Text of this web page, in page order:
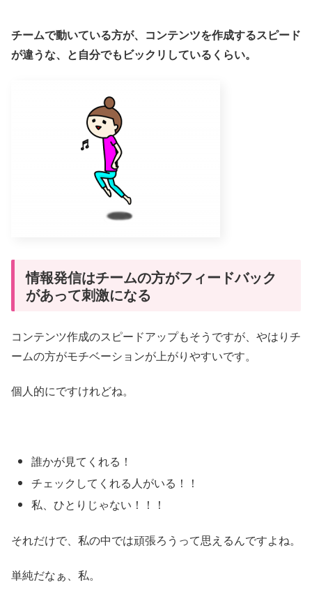
チームで動いている方が、コンテンツを作成するスピード
が違うな、と自分でもビックリしているくらい。
情報発信はチームの方がフィードバック
があって刺激になる
コンテンツ作成のスピードアップもそうですが、やはりチ
ームの方がモチベーションが上がりやすいです。
個人的にですけれどね。
誰かが見てくれる！
チェックしてくれる人がいる！！
私、ひとりじゃない！！！
それだけで、私の中では頑張ろうって思えるんですよね。
単純だなぁ、私。